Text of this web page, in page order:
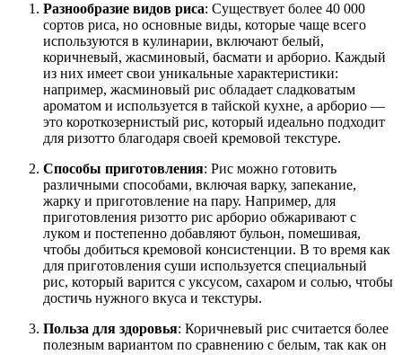
Разнообразие видов риса: Существует более 40 000
сортов риса, но основные виды, которые чаще всего
используются в кулинарии, включают белый,
коричневый, жасминовый, басмати и арборио. Каждый
из них имеет свои уникальные характеристики:
например, жасминовый рис обладает сладковатым
ароматом и используется в тайской кухне, а арборио —
это короткозернистый рис, который идеально подходит
для ризотто благодаря своей кремовой текстуре.
Способы приготовления: Рис можно готовить
различными способами, включая варку, запекание,
жарку и приготовление на пару. Например, для
приготовления ризотто рис арборио обжаривают с
луком и постепенно добавляют бульон, помешивая,
чтобы добиться кремовой консистенции. В то время как
для приготовления суши используется специальный
рис, который варится с уксусом, сахаром и солью, чтобы
достичь нужного вкуса и текстуры.
Польза для здоровья: Коричневый рис считается более
полезным вариантом по сравнению с белым, так как он